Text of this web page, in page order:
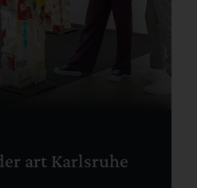
art Karlsruhe